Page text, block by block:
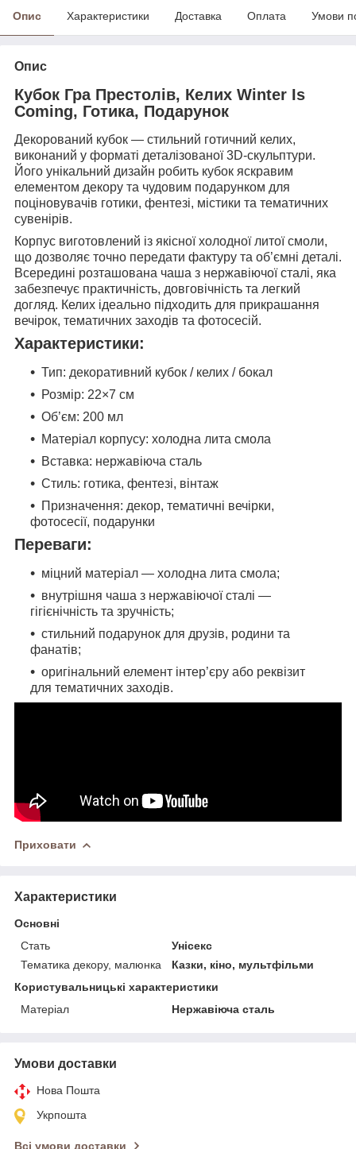
Опис Характеристики Доставка Оплата Умови
Опис
Кубок Гра Престолів, Келих Winter Is
Coming, Готика, Подарунок
Декорований кубок — стильний готичний келих,
виконаний у форматі деталізованої 3D-скульптури.
Його унікальний дизайн робить кубок яскравим
елементом декору та чудовим подарунком для
поціновувачів готики, фентезі, містики та тематичних
сувенірів.
Корпус виготовлений із якісної холодної литої смоли,
що дозволяє точно передати фактуру та об’ємні деталі.
Всередині розташована чаша з нержавіючої сталі, яка
забезпечує практичність, довговічність та легкий
догляд. Келих ідеально підходить для прикрашання
вечірок, тематичних заходів та фотосесій.
Характеристики:
Тип: декоративний кубок / келих / бокал
Розмір: 22×7 см
Об’єм: 200 мл
Матеріал корпусу: холодна лита смола
Вставка: нержавіюча сталь
Стиль: готика, фентезі, вінтаж
Призначення: декор, тематичні вечірки,
фотосесії, подарунки
Переваги:
міцний матеріал — холодна лита смола;
внутрішня чаша з нержавіючої сталі —
гігієнічність та зручність;
стильний подарунок для друзів, родини та
фанатів;
оригінальний елемент інтер’єру або реквізит
для тематичних заходів.
Приховати
Характеристики
Основні
Стать
Унісекс
Тематика декору, малюнка
Казки, кіно, мультфільми
Користувальницькі характеристики
Матеріал
Нержавіюча сталь
Умови доставки
Нова Пошта
Укрпошта
Всі умови доставки